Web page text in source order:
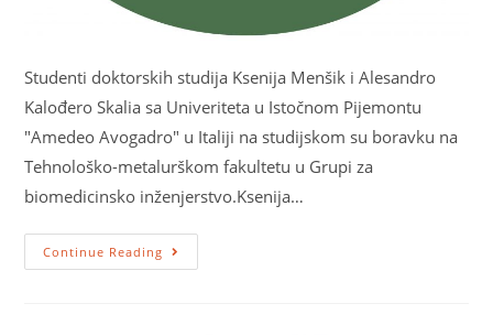
Studenti doktorskih studija Ksenija Menšik i Alesandro
Kalođero Skalia sa Univeriteta u Istočnom Pijemontu
"Amedeo Avogadro" u Italiji na studijskom su boravku na
Tehnološko-metalurškom fakultetu u Grupi za
biomedicinsko inženjerstvo.Ksenija…
Continue Reading